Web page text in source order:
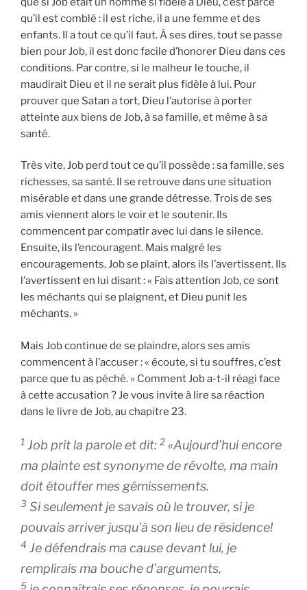
qu’il est comblé : il est riche, il a une femme et des
enfants. Il a tout ce qu’il faut. À ses dires, tout se passe
bien pour Job, il est donc facile d’honorer Dieu dans ces
conditions. Par contre, si le malheur le touche, il
maudirait Dieu et il ne serait plus fidèle à lui. Pour
prouver que Satan a tort, Dieu l’autorise à porter
atteinte aux biens de Job, à sa famille, et même à sa
santé.
Très vite, Job perd tout ce qu’il possède : sa famille, ses
richesses, sa santé. Il se retrouve dans une situation
misérable et dans une grande détresse. Trois de ses
amis viennent alors le voir et le soutenir. Ils
commencent par compatir avec lui dans le silence.
Ensuite, ils l’encouragent. Mais malgré les
encouragements, Job se plaint, alors ils l’avertissent. Ils
l’avertissent en lui disant : « Fais attention Job, ce sont
les méchants qui se plaignent, et Dieu punit les
méchants. »
Mais Job continue de se plaindre, alors ses amis
commencent à l’accuser : « écoute, si tu souffres, c’est
parce que tu as péché. » Comment Job a-t-il réagi face
à cette accusation ? Je vous invite à lire sa réaction
dans le livre de Job, au chapitre 23.
1 Job prit la parole et dit: 2 «Aujourd’hui encore
ma plainte est synonyme de révolte, ma main
doit étouffer mes gémissements.
3 Si seulement je savais où le trouver, si je
pouvais arriver jusqu’à son lieu de résidence!
4 Je défendrais ma cause devant lui, je
remplirais ma bouche d’arguments,
5